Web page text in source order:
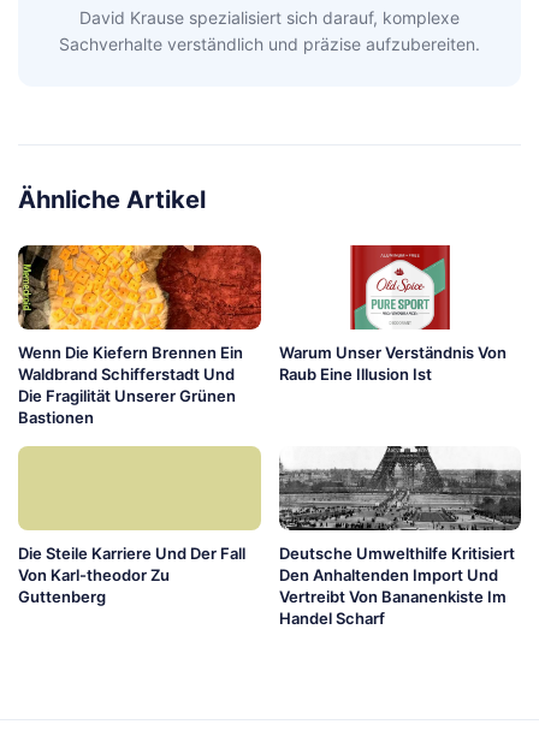
David Krause spezialisiert sich darauf, komplexe
Sachverhalte verständlich und präzise aufzubereiten.
Ähnliche Artikel
Wenn Die Kiefern Brennen Ein
Waldbrand Schifferstadt Und
Die Fragilität Unserer Grünen
Bastionen
Warum Unser Verständnis Von
Raub Eine Illusion Ist
Die Steile Karriere Und Der Fall
Von Karl-theodor Zu
Guttenberg
Deutsche Umwelthilfe Kritisiert
Den Anhaltenden Import Und
Vertreibt Von Bananenkiste Im
Handel Scharf